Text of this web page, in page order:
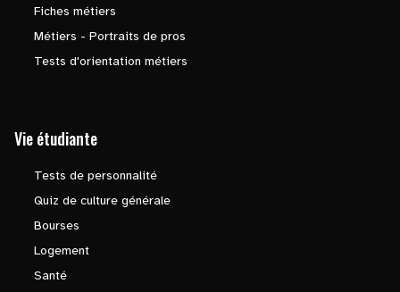
Fiches métiers
Métiers - Portraits de pros
Tests d'orientation métiers
Vie étudiante
Tests de personnalité
Quiz de culture générale
Bourses
Logement
Santé